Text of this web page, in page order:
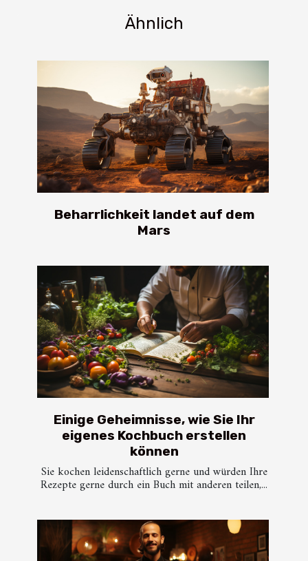
Ähnlich
Beharrlichkeit landet auf dem
Mars
Einige Geheimnisse, wie Sie Ihr
eigenes Kochbuch erstellen
können
Sie kochen leidenschaftlich gerne und würden Ihre
Rezepte gerne durch ein Buch mit anderen teilen,...